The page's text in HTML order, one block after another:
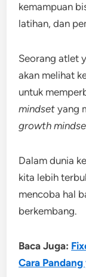
kemampuan
latihan, dan
Seorang atlet
akan melihat
untuk
mindset yang
growth
Dalam dunia
kita lebih
mencoba hal
berkembang.
Baca Juga:
Cara